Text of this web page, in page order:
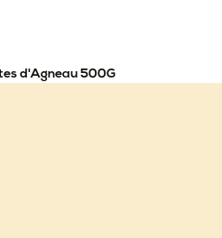
d'Agneau 500G